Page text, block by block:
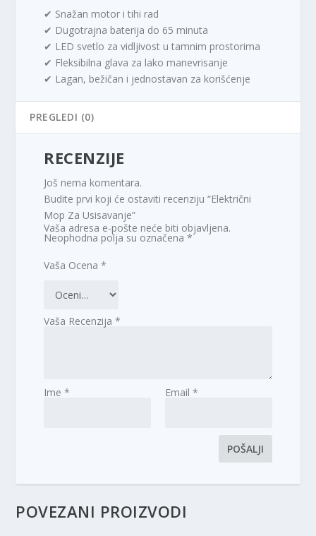
✔ Snažan motor i tihi rad
✔ Dugotrajna baterija do 65 minuta
✔ LED svetlo za vidljivost u tamnim prostorima
✔ Fleksibilna glava za lako manevrisanje
✔ Lagan, bežičan i jednostavan za korišćenje
PREGLEDI (0)
RECENZIJE
Još nema komentara.
Budite prvi koji će ostaviti recenziju “Električni
Mop Za Usisavanje”
Vaša adresa e-pošte neće biti objavljena.
Neophodna polja su označena*
Vaša Ocena*
Vaša Recenzija*
Ime* Email *
POVEZANI PROIZVODI